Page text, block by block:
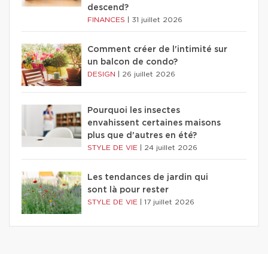
descend?
FINANCES 31 juillet 2026
Comment créer de l'intimité sur
un balcon de condo?
DESIGN 26 juillet 2026
Pourquoi les insectes
envahissent certaines maisons
plus que d'autres en été?
STYLE DE VIE 24 juillet 2026
Les tendances de jardin qui
sont là pour rester
STYLE DE VIE 17 juillet 2026